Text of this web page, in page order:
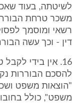
משכר טרחת
רשאי ומוסמך
דין - וכך עשה
להסכם הבוררות
"הוצאות משפט
משפט", כולל